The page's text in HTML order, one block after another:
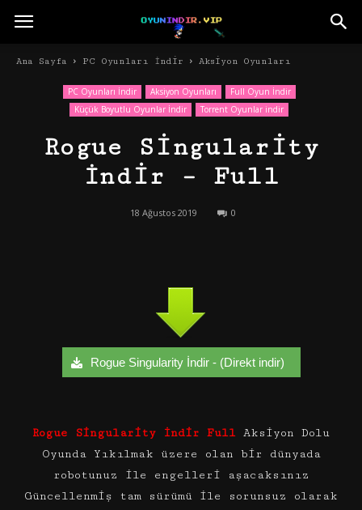
Ana Sayfa PC Oyunları İndir Aksiyon Oyunları
PC Oyunları İndir Aksiyon Oyunları
Full Oyun İndir
Küçük Boyutlu Oyunlar İndir
Torrent Oyunlar indir
Rogue Singularity
İndir – Full
18 Ağustos 2019 0
Rogue Singularity İndir - (Direkt indir)
Rogue Singularity İndir Full Aksiyon Dolu
Oyunda Yıkılmak üzere olan bir dünyada
robotunuz ile engelleri aşacaksınız
Güncellenmiş tam sürümü ile sorunsuz olarak